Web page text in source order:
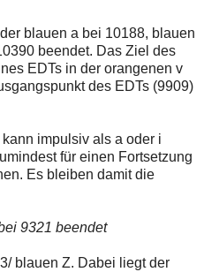
blauen a bei 10188, blauen
beendet. Das Ziel des
EDTs in der orangenen v
des EDTs (9909)
impulsiv als a oder i
für einen Fortsetzung
Es bleiben damit die
9321 beendet
blauen Z. Dabei liegt der